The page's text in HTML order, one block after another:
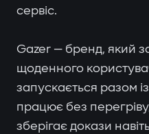
сервіс.
Gazer — бренд, який
щоденного
запускається разом
працює без перегріву,
зберігає докази